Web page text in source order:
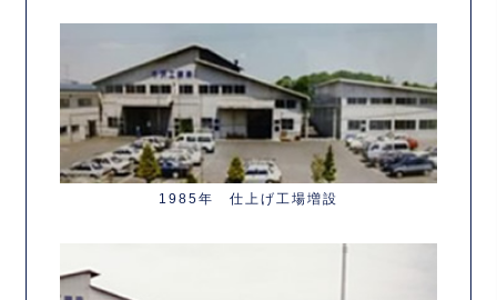
1985年 仕上げ工場増設